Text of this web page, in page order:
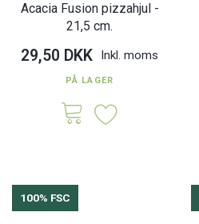
Acacia Fusion pizzahjul -
21,5 cm.
29,50 DKK Inkl. moms
PÅ LAGER
100% FSC